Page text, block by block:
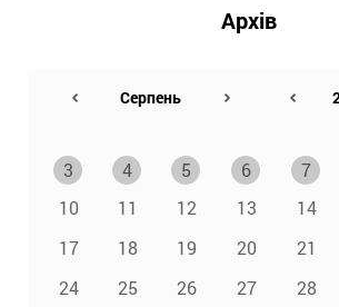
Архів
3
4 5 6 7
10
11 12 13 14
17
18 19 20 21
24
25 26 27 28